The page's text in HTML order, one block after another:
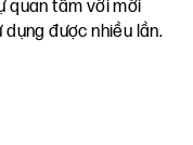
quan tâm với mới
được nhiều lần.